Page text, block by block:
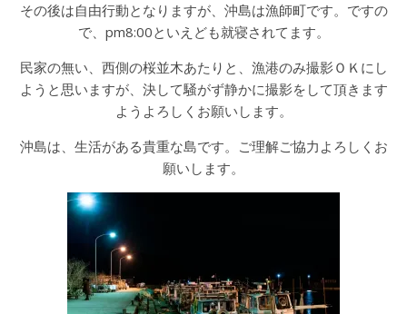
その後は自由行動となりますが、沖島は漁師町です。ですの
で、pm8:00といえども就寝されてます。
民家の無い、西側の桜並木あたりと、漁港のみ撮影ＯＫにし
ようと思いますが、決して騒がず静かに撮影をして頂きます
ようよろしくお願いします。
沖島は、生活がある貴重な島です。ご理解ご協力よろしくお
願いします。